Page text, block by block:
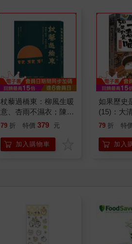
杖藜過橋東：柳風生暖
意、杏雨不濕衣；陳亮
恭談以心轉境的適齡漫
79 折 特價 379 元
加入購物車
如果歷史
(15)：大
貓漫畫學
79 折 特
加入